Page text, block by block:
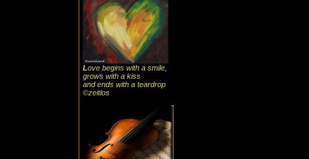
Love begins with a smile,
grows with a kiss
and ends with a teardrop
©zeitlos